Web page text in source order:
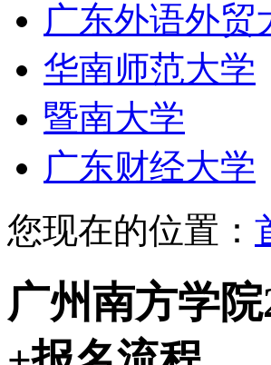
广东外语外贸
华南师范大学
暨南大学
广东财经大学
您现在的位置：
广州南方学